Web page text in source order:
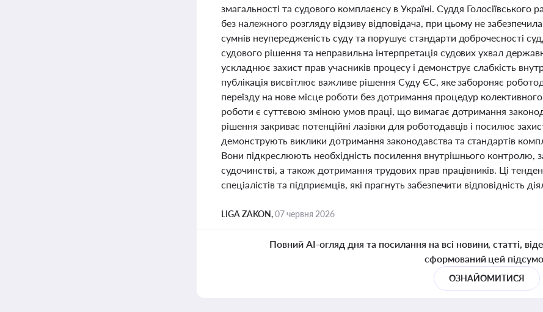
змагальності та судового комплаєнсу в Україні. Суддя
без належного розгляду відзиву відповідача, при цьому не
сумнів неупередженість суду та порушує стандарти доброчесності
судового рішення та неправильна інтерпретація судових ухвал
ускладнює захист прав учасників процесу і демонструє слабкість
публікація висвітлює важливе рішення Суду ЄС, яке забороняє
переїзду на нове місце роботи без дотримання процедур
роботи є суттєвою зміною умов праці, що вимагає дотримання
рішення закриває потенційні лазівки для роботодавців і посилює
демонструють виклики дотримання законодавства та стандартів
Вони підкреслюють необхідність посилення внутрішнього контролю,
судочинстві, а також дотримання трудових прав працівників. Ці
спеціалістів та підприємців, які прагнуть забезпечити відповідність
LIGA ZAKON,07 червня 2026
Повний AI-огляд дня та посилання на всі новини, статті,
сформований цей
ОЗНАЙОМИТИСЯ